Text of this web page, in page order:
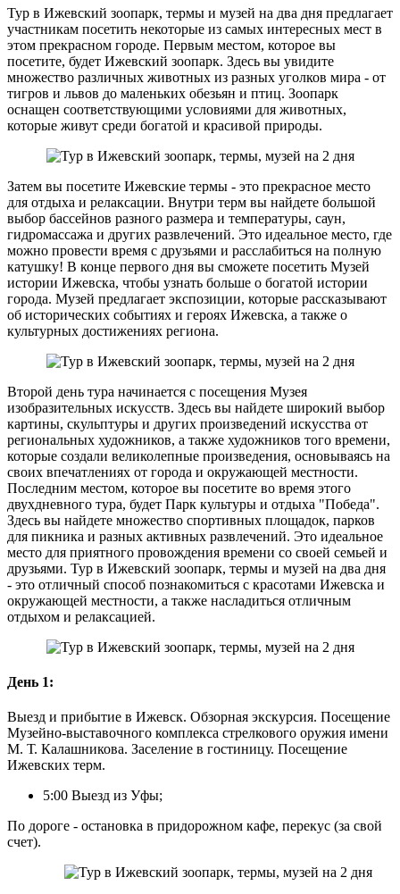
Тур в Ижевский зоопарк, термы и музей на два дня предлагает
участникам посетить некоторые из самых интересных мест в
этом прекрасном городе. Первым местом, которое вы
посетите, будет Ижевский зоопарк. Здесь вы увидите
множество различных животных из разных уголков мира - от
тигров и львов до маленьких обезьян и птиц. Зоопарк
оснащен соответствующими условиями для животных,
которые живут среди богатой и красивой природы.
Затем вы посетите Ижевские термы - это прекрасное место
для отдыха и релаксации. Внутри терм вы найдете большой
выбор бассейнов разного размера и температуры, саун,
гидромассажа и других развлечений. Это идеальное место, где
можно провести время с друзьями и расслабиться на полную
катушку! В конце первого дня вы сможете посетить Музей
истории Ижевска, чтобы узнать больше о богатой истории
города. Музей предлагает экспозиции, которые рассказывают
об исторических событиях и героях Ижевска, а также о
культурных достижениях региона.
Второй день тура начинается с посещения Музея
изобразительных искусств. Здесь вы найдете широкий выбор
картины, скульптуры и других произведений искусства от
региональных художников, а также художников того времени,
которые создали великолепные произведения, основываясь на
своих впечатлениях от города и окружающей местности.
Последним местом, которое вы посетите во время этого
двухдневного тура, будет Парк культуры и отдыха "Победа".
Здесь вы найдете множество спортивных площадок, парков
для пикника и разных активных развлечений. Это идеальное
место для приятного провождения времени со своей семьей и
друзьями. Тур в Ижевский зоопарк, термы и музей на два дня
- это отличный способ познакомиться с красотами Ижевска и
окружающей местности, а также насладиться отличным
отдыхом и релаксацией.
День 1:
Выезд и прибытие в Ижевск. Обзорная экскурсия. Посещение
Музейно-выставочного комплекса стрелкового оружия имени
М. Т. Калашникова. Заселение в гостиницу. Посещение
Ижевских терм.
5:00 Выезд из Уфы;
По дороге - остановка в придорожном кафе, перекус (за свой
счет).